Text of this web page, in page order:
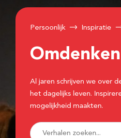
Persoonlijk Inspiratie
Omdenken
Al jaren schrijven we over
het dagelijks leven.
mogelijkheid maakten.